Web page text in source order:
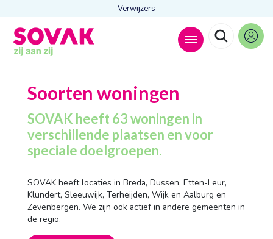
Verwijzers
Anderen zochten ook
Wonen
Dagbesteding
Behandelingen
Contact
Soorten woningen
SOVAK heeft 63 woningen in
verschillende plaatsen en voor
speciale doelgroepen.
SOVAK heeft locaties in Breda, Dussen, Etten-Leur,
Klundert, Sleeuwijk, Terheijden, Wijk en Aalburg en
Zevenbergen. We zijn ook actief in andere gemeenten in
de regio.